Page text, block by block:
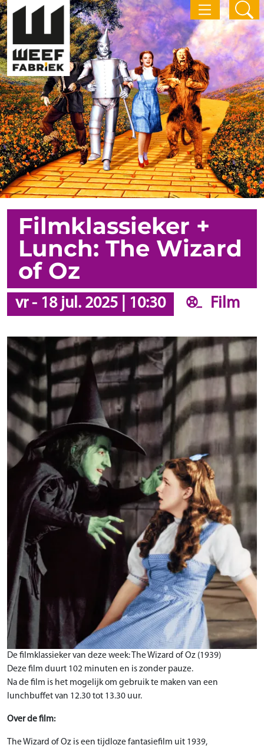
Filmklassieker +
Lunch: The Wizard
of Oz
vr- 18 jul. 2025| 10:30 Film
De filmklassieker van deze week: The Wizard of Oz (1939)
Deze film duurt 102 minuten en is zonder pauze.
Na de film is het mogelijk om gebruik te maken van een
lunchbuffet van 12.30 tot 13.30 uur.
Over de film:
The Wizard of Oz is een tijdloze fantasiefilm uit 1939,